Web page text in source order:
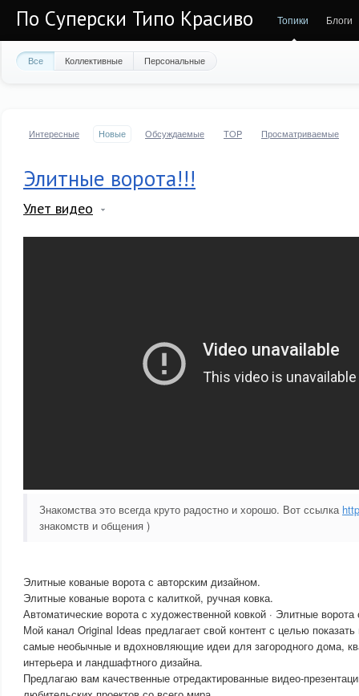
По Суперски Типо Красиво Топики Блоги
Все Коллективные Персональные
Интересные Новые Обсуждаемые TOP Просматриваемые
Элитные ворота!!!
Улет видео
Знакомства это всегда круто радостно и хорошо. Вот ссылка
знакомств и общения )
Элитные кованые ворота с авторским дизайном.
Элитные кованые ворота с калиткой, ручная ковка.
Автоматические ворота с художественной ковкой · Элитные
Мой канал Original Ideas предлагает свой контент с целью
самые необычные и вдохновляющие идеи для загородного дома,
интерьера и ландшафтного дизайна.
Предлагаю вам качественные отредактированные видео-